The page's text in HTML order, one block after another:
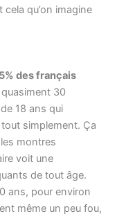
qu’on imagine
des français
quasiment 30
18 ans qui
simplement. Ça
montres
voit une
de tout âge.
ans, pour environ
même un peu fou,